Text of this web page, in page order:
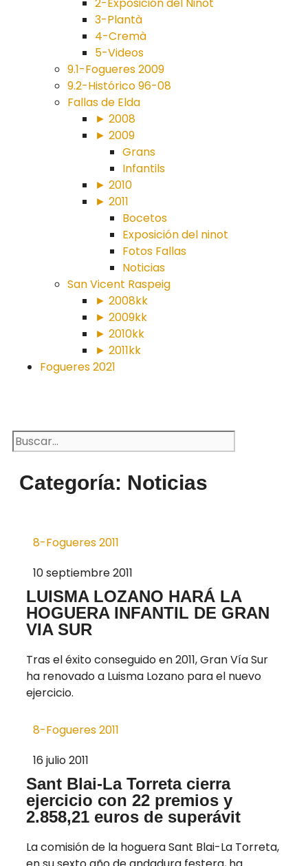
3-Plantà
4-Cremà
5-Videos
9.1-Fogueres 2009
9.2-Histórico 96-08
Fallas de Elda
► 2008
► 2009
Grans
Infantils
► 2010
► 2011
Bocetos
Exposición del ninot
Fotos Fallas
Noticias
San Vicent Raspeig
► 2008kk
► 2009kk
► 2010kk
► 2011kk
Fogueres 2021
Categoría: Noticias
8-Fogueres 2011
10 septiembre 2011
LUISMA LOZANO HARÁ LA
HOGUERA INFANTIL DE GRAN
VIA SUR
Tras el éxito conseguido en 2011, Gran Vía Sur
ha renovado a Luisma Lozano para el nuevo
ejercicio.
8-Fogueres 2011
16 julio 2011
Sant Blai-La Torreta cierra
ejercicio con 22 premios y
2.858,21 euros de superávit
La comisión de la hoguera Sant Blai-La Torreta,